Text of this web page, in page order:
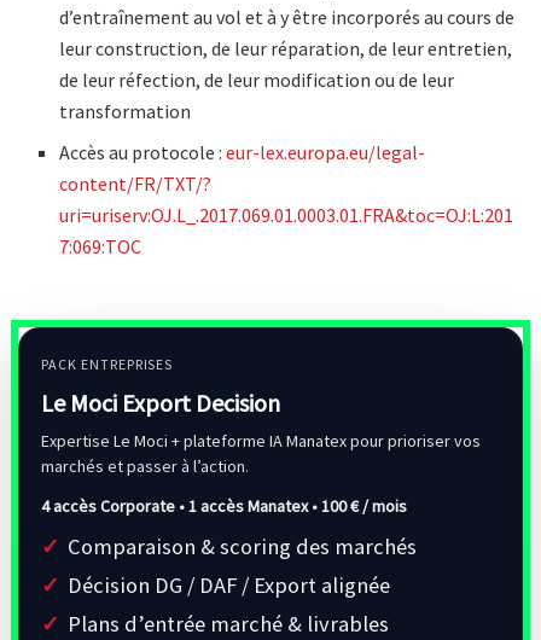
d’entraînement au vol et à y être incorporés au cours de
leur construction, de leur réparation, de leur entretien,
de leur réfection, de leur modification ou de leur
transformation
Accès au protocole :eur-lex.europa.eu/legal-
content/FR/TXT/?
uri=uriserv:OJ.L_.2017.069.01.0003.01.FRA&toc=OJ:L:201
7:069:TOC
PACK ENTREPRISES
Le Moci Export Decision
Expertise Le Moci + plateforme IA Manatex pour prioriser vos
marchés et passer à l’action.
4 accès Corporate • 1 accès Manatex •100 € / mois
Comparaison & scoring des marchés
Décision DG / DAF / Export alignée
Plans d’entrée marché & livrables